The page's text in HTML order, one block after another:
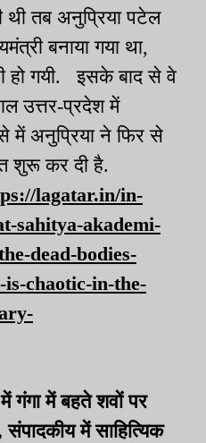
थी तब अनुप्रिया पटेल
बनाया गया था,
हो गयी. इसके बाद से वे
उत्तर-प्रदेश में
में अनुप्रिया ने फिर से
शुरू कर दी है.
lagatar.in/in-
sahitya-akademi-
dead-bodies-
is-chaotic-in-the-
गंगा में बहते शवों पर
में साहित्यिक